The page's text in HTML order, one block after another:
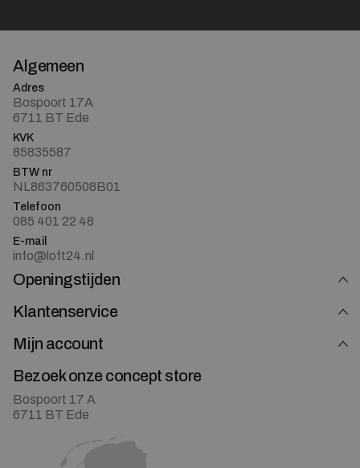
Algemeen
Adres
Bospoort 17A
6711 BT Ede
KVK
85835587
BTW nr
NL863760508B01
Telefoon
085 401 22 48
E-mail
info@loft24.nl
Openingstijden
Klantenservice
Mijn account
Bezoek onze concept store
Bospoort 17 A
6711 BT Ede